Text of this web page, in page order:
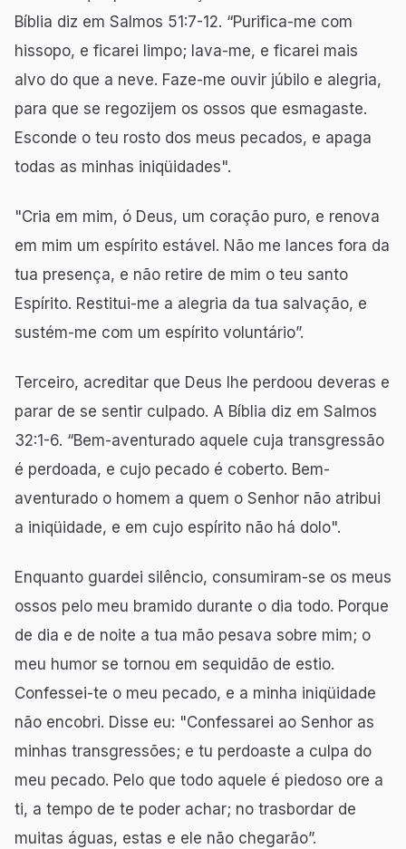
Bíblia diz em Salmos 51:7-12. “Purifica-me com
hissopo, e ficarei limpo; lava-me, e ficarei mais
alvo do que a neve. Faze-me ouvir júbilo e alegria,
para que se regozijem os ossos que esmagaste.
Esconde o teu rosto dos meus pecados, e apaga
todas as minhas iniqüidades".
"Cria em mim, ó Deus, um coração puro, e renova
em mim um espírito estável. Não me lances fora da
tua presença, e não retire de mim o teu santo
Espírito. Restitui-me a alegria da tua salvação, e
sustém-me com um espírito voluntário”.
Terceiro, acreditar que Deus lhe perdoou deveras e
parar de se sentir culpado. A Bíblia diz em Salmos
32:1-6. “Bem-aventurado aquele cuja transgressão
é perdoada, e cujo pecado é coberto. Bem-
aventurado o homem a quem o Senhor não atribui
a iniqüidade, e em cujo espírito não há dolo".
Enquanto guardei silêncio, consumiram-se os meus
ossos pelo meu bramido durante o dia todo. Porque
de dia e de noite a tua mão pesava sobre mim; o
meu humor se tornou em sequidão de estio.
Confessei-te o meu pecado, e a minha iniqüidade
não encobri. Disse eu: "Confessarei ao Senhor as
minhas transgressões; e tu perdoaste a culpa do
meu pecado. Pelo que todo aquele é piedoso ore a
ti, a tempo de te poder achar; no trasbordar de
muitas águas, estas e ele não chegarão”.